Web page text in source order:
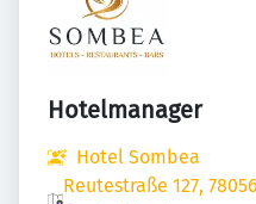
Hotelmanager
Hotel Sombea
Reutestraße 127,